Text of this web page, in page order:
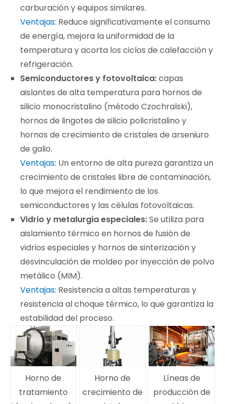
carburación y equipos similares.
Ventajas: Reduce significativamente el consumo
de energía, mejora la uniformidad de la
temperatura y acorta los ciclos de calefacción y
refrigeración.
Semiconductores y fotovoltaica:capas
aislantes de alta temperatura para hornos de
silicio monocristalino (método Czochralski),
hornos de lingotes de silicio policristalino y
hornos de crecimiento de cristales de arseniuro
de galio.
Ventajas: Un entorno de alta pureza garantiza un
crecimiento de cristales libre de contaminación,
lo que mejora el rendimiento de los
semiconductores y las células fotovoltaicas.
Vidrio y metalurgia especiales:Se utiliza para
aislamiento térmico en hornos de fusión de
vidrios especiales y hornos de sinterización y
desvinculación de moldeo por inyección de polvo
metálico (MIM).
Ventajas: Resistencia a altas temperaturas y
resistencia al choque térmico, lo que garantiza la
estabilidad del proceso.
Horno de
tratamiento
Horno de
crecimiento de
Líneas de
producción de